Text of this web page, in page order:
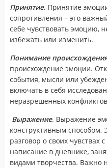
Принятие. Принятие
сопротивления – это
себе чувствовать эмоцию,
избежать или изменить.
Понимание
происхождение эмоции.
события, мысли или
включать в себя
неразрешенных
Выражение. Выражение
конструктивным способом.
разговор о своих чувствах
написание в дневнике,
видами творчества. Важно